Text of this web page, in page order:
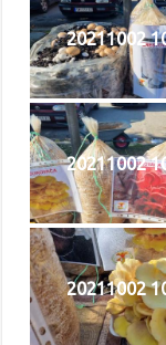
20211002
20211002
20211002